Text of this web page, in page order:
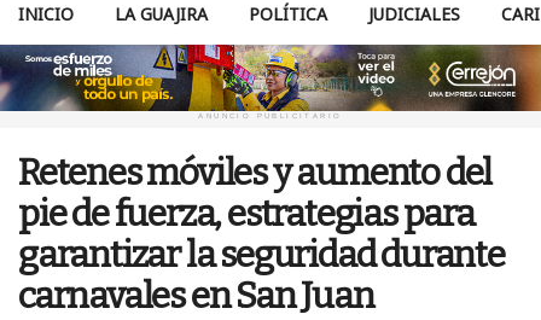
INICIO LA GUAJIRA POLÍTICA JUDICIALES
ANUNCIO PUBLICITARIO
Retenes móviles y aumento del
pie de fuerza, estrategias para
garantizar la seguridad durante
carnavales en San Juan